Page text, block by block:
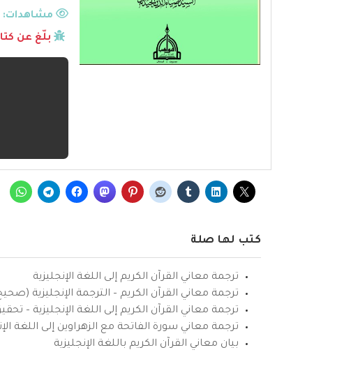
مشاهدات:
بلّغ عن
كتب لها صلة
ترجمة معاني القرآن الكريم إلى اللغة الإنجليزية
ترجمة معاني القرآن الكريم – الترجمة الإنجليزية
ترجمة معاني القرآن الكريم إلى اللغة الإنجليزية –
ترجمة معاني سورة الفاتحة مع الزهراوين إلى اللغة
بيان معاني القرآن الكريم باللغة الإنجليزية